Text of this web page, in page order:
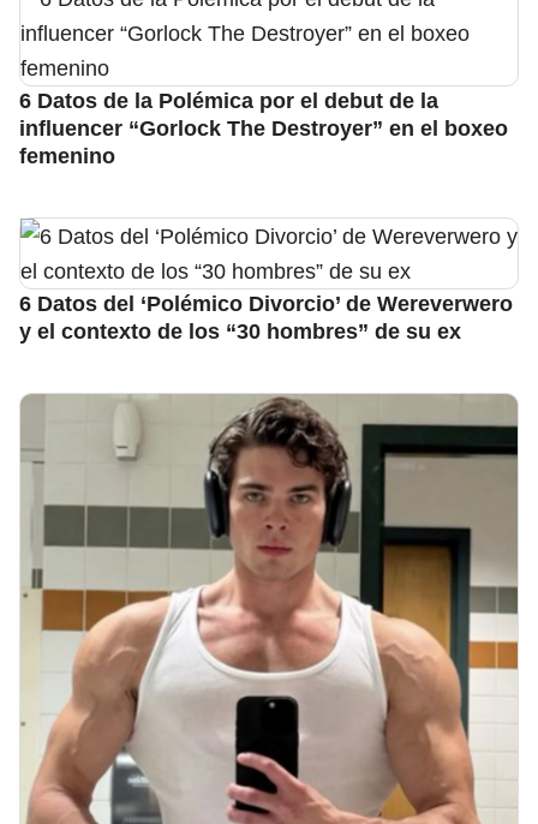
6 Datos de la Polémica por el debut de la
influencer “Gorlock The Destroyer” en el boxeo
femenino
6 Datos del ‘Polémico Divorcio’ de Wereverwero
y el contexto de los “30 hombres” de su ex